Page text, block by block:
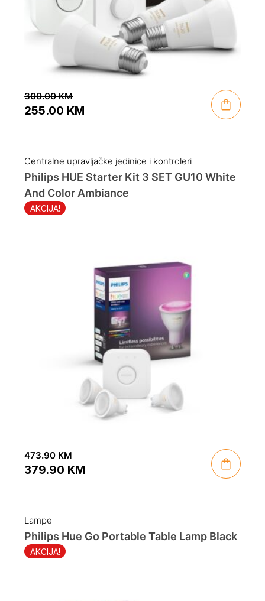
300.00KM
was:
300.00 KM.
255.00 KM
is:
255.00 KM.
Centralne upravljačke jedinice i kontroleri
AKCIJA!
Philips HUE Starter Kit 3 SET GU10 White
And Color Ambiance
473.90KM
was:
473.90 KM.
379.90 KM
is:
379.90 KM.
Lampe
AKCIJA!
Philips Hue Go Portable Table Lamp Black